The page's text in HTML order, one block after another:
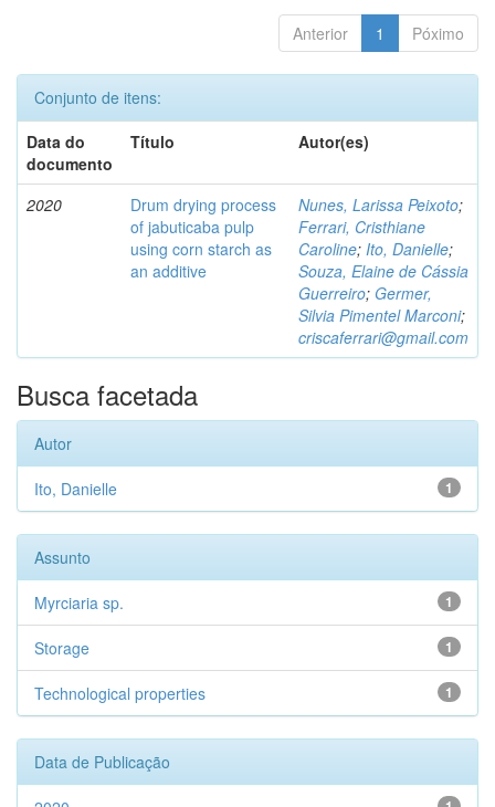
Anterior 1 Póximo
Conjunto de itens:
Data do
documento
Título Autor(es)
2020
Drum drying process
of jabuticaba pulp
using corn starch as
an additive
Nunes, Larissa Peixoto;
Ferrari, Cristhiane
Caroline; Ito, Danielle;
Souza, Elaine de Cássia
Guerreiro; Germer,
Silvia Pimentel Marconi;
criscaferrari@gmail.com
Busca facetada
Autor
1
Ito, Danielle
Assunto
1
Myrciaria sp.
1
Storage
1
Technological properties
Data de Publicação